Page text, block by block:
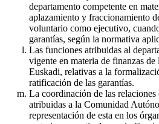
departamento competente en
aplazamiento y fraccionamiento
voluntario como ejecutivo,
garantías, según la normativa
Las funciones atribuidas al
vigente en materia de finanzas
Euskadi, relativas a la
ratificación de las garantías.
La coordinación de las
atribuidas a la Comunidad
representación de esta en los